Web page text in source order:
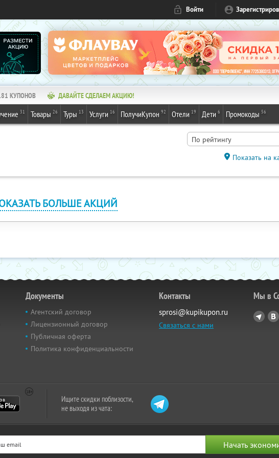
Войти
КУПОНОВ ДАВАЙТЕ СДЕЛАЕМ АКЦИЮ!
31 Товары 26 Туры 13 Услуги 16 ПолучиКупон 92 Отели 19 Дети 6 Промокоды 56
По рейтингу
Показать на
БОЛЬШЕ АКЦИЙ
Документы
Агентский договор
Лицензионный договор
Публичная оферта
Политика конфиденциальности
Контакты
sprosi@kupikupon.ru
Связаться с нами
Мы в
Ищите скидки поблизости,
не выходя из чата: